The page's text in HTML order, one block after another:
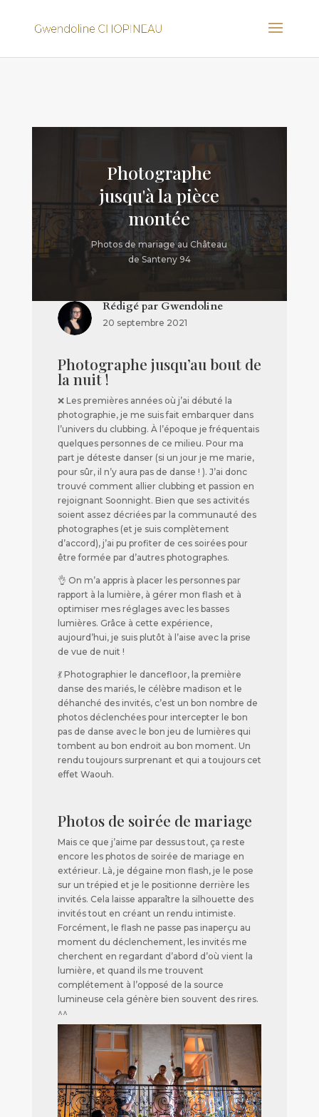
Photographe
jusqu'à la pièce
montée
Photos de mariage au Château
de Santeny 94
Rédigé parGwendoline
20 septembre 2021
Photographe jusqu’au bout de
la nuit !
❌ Les premières années où j’ai débuté la
photographie, je me suis fait embarquer dans
l’univers du clubbing. À l’époque je fréquentais
quelques personnes de ce milieu. Pour ma
part je déteste danser (si un jour je me marie,
pour sûr, il n’y aura pas de danse ! ). J’ai donc
trouvé comment allier clubbing et passion en
rejoignant Soonnight. Bien que ses activités
soient assez décriées par la communauté des
photographes (et je suis complètement
d’accord), j’ai pu profiter de ces soirées pour
être formée par d’autres photographes.
👌 On m’a appris à placer les personnes par
rapport à la lumière, à gérer mon flash et à
optimiser mes réglages avec les basses
lumières. Grâce à cette expérience,
aujourd’hui, je suis plutôt à l’aise avec la prise
de vue de nuit !
💃 Photographier le dancefloor, la première
danse des mariés, le célèbre madison et le
déhanché des invités, c’est un bon nombre de
photos déclenchées pour intercepter le bon
pas de danse avec le bon jeu de lumières qui
tombent au bon endroit au bon moment. Un
rendu toujours surprenant et qui a toujours cet
effet Waouh.
Photos de soirée de mariage
Mais ce que j’aime par dessus tout, ça reste
encore les photos de soirée de mariage en
extérieur. Là, je dégaine mon flash, je le pose
sur un trépied et je le positionne derrière les
invités. Cela laisse apparaître la silhouette des
invités tout en créant un rendu intimiste.
Forcément, le flash ne passe pas inaperçu au
moment du déclenchement, les invités me
cherchent en regardant d’abord d’où vient la
lumière, et quand ils me trouvent
complétement à l’opposé de la source
lumineuse cela génère bien souvent des rires.
^^